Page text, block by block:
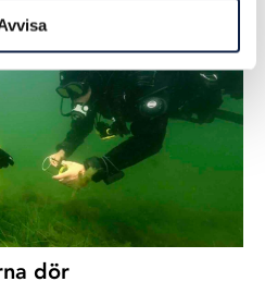
Finlandsfärja, säger
på bevakningsfartyget
dör